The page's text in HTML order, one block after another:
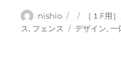
投
稿
nishio
投
稿
カ
テ
［１F用］,
ス, フェンス
タ
デザイン,一